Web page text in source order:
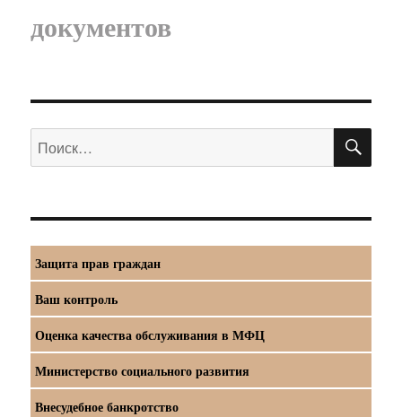
документов
Искать:
Защита прав граждан
Ваш контроль
Оценка качества обслуживания в МФЦ
Министерство социального развития
Внесудебное банкротство